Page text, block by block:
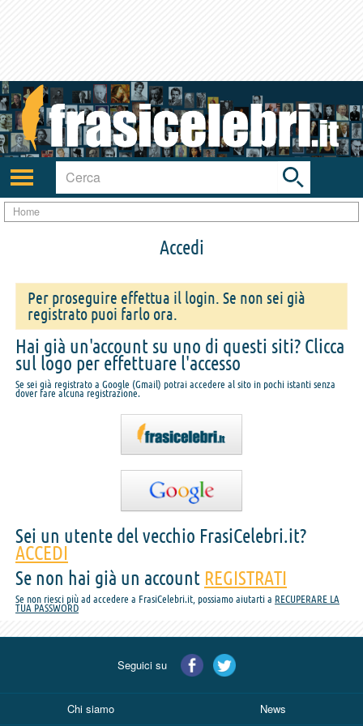
Attiva/disattiva
navigazione
Toggle
search
bar
Home
Accedi
Per proseguire effettua il login. Se non sei già
registrato puoi farlo ora.
Hai già un'account su uno di questi siti? Clicca
sul logo per effettuare l'accesso
Se sei già registrato a Google (Gmail) potrai accedere al sito in pochi istanti senza
dover fare alcuna registrazione.
Sei un utente del vecchio FrasiCelebri.it?
ACCEDI
Se non hai già un account REGISTRATI
Se non riesci più ad accedere a FrasiCelebri.it, possiamo aiutarti a RECUPERARE LA
TUA PASSWORD
Seguici su
Chi siamo News